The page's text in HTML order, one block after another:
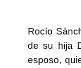
Rocío
de su hija
esposo,